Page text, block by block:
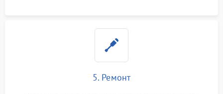
5. Ремонт